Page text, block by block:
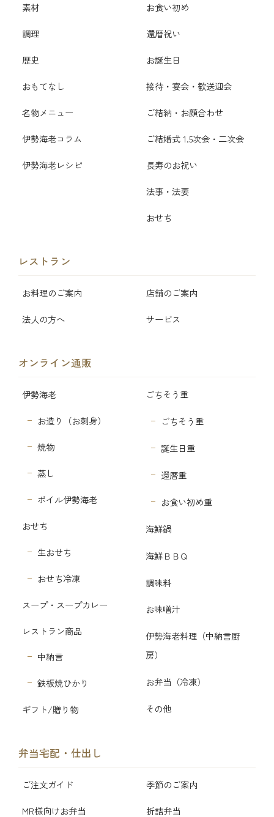
素材
調理
歴史
おもてなし
名物メニュー
伊勢海老コラム
伊勢海老レシピ
お食い初め
還暦祝い
お誕生日
接待・宴会・歓送迎会
ご結納・お顔合わせ
ご結婚式 1.5次会・二次会
長寿のお祝い
法事・法要
おせち
レストラン
お料理のご案内 店舗のご案内
法人の方へ サービス
オンライン通販
伊勢海老
お造り（お刺身）
焼物
蒸し
ボイル伊勢海老
おせち
生おせち
おせち冷凍
スープ・スープカレー
レストラン商品
中納言
鉄板焼ひかり
ギフト/贈り物
ごちそう重
ごちそう重
誕生日重
還暦重
お食い初め重
海鮮鍋
海鮮ＢＢＱ
調味料
お味噌汁
伊勢海老料理（中納言厨
房）
お弁当（冷凍）
その他
弁当宅配・仕出し
ご注文ガイド 季節のご案内
MR様向けお弁当 折詰弁当